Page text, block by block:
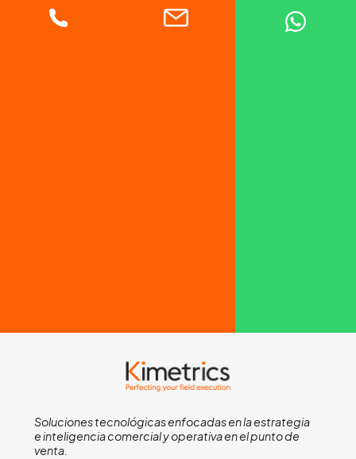
Soluciones tecnológicas enfocadas en la estrategia
e inteligencia comercial y operativa en el punto de
venta.